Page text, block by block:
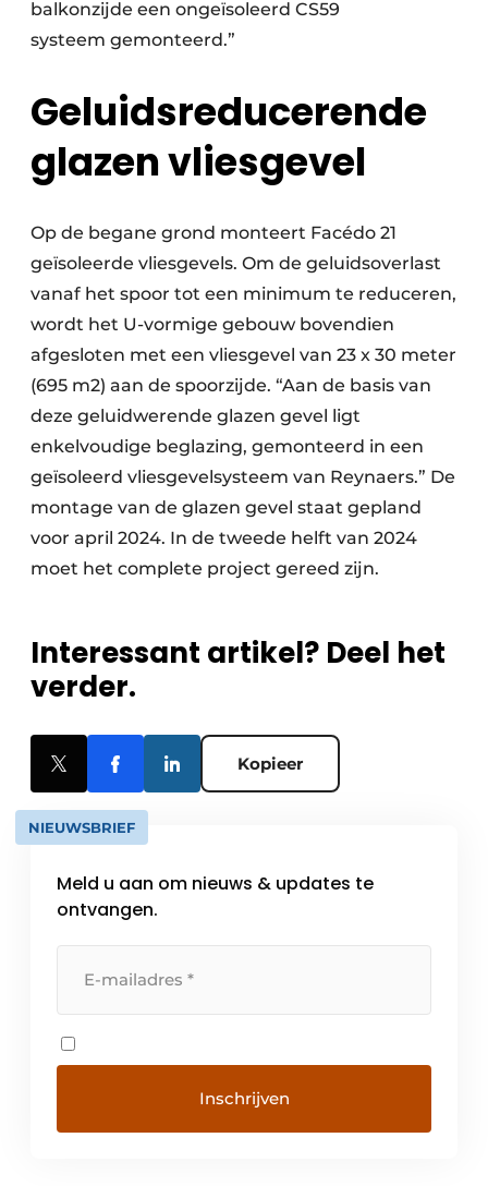
balkonzijde een ongeïsoleerd CS59
systeem gemonteerd.”
Geluidsreducerende
glazen vliesgevel
Op de begane grond monteert Facédo 21
geïsoleerde vliesgevels. Om de geluidsoverlast
vanaf het spoor tot een minimum te reduceren,
wordt het U-vormige gebouw bovendien
afgesloten met een vliesgevel van 23 x 30 meter
(695 m2) aan de spoorzijde. “Aan de basis van
deze geluidwerende glazen gevel ligt
enkelvoudige beglazing, gemonteerd in een
geïsoleerd vliesgevelsysteem van Reynaers.” De
montage van de glazen gevel staat gepland
voor april 2024. In de tweede helft van 2024
moet het complete project gereed zijn.
Interessant artikel? Deel het
verder.
Kopieer
NIEUWSBRIEF
Meld u aan om nieuws & updates te
ontvangen.